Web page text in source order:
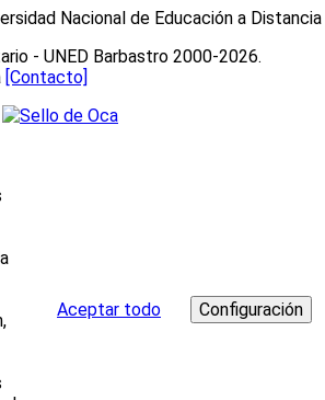
- UNED Barbastro 2000-2026.
[Contacto]
Aceptar todo